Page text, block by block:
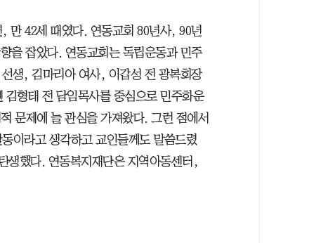
만 42세 때였다. 연동교회 80년사, 90년
을 잡았다. 연동교회는 독립운동과 민주
생, 김마리아 여사, 이갑성 전 광복회장
형태 전 담임목사를 중심으로 민주화운
문제에 늘 관심을 가져왔다. 그런 점에서
이라고 생각하고 교인들께도 말씀드렸
생했다. 연동복지재단은 지역아동센터,